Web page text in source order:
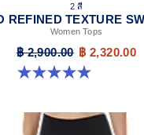
2 สี
REFINED TEXTURE
Women Tops
฿ 2,900.00 ฿ 2,320.00
5.0 จาก 5 ดาว 6 รีวิว